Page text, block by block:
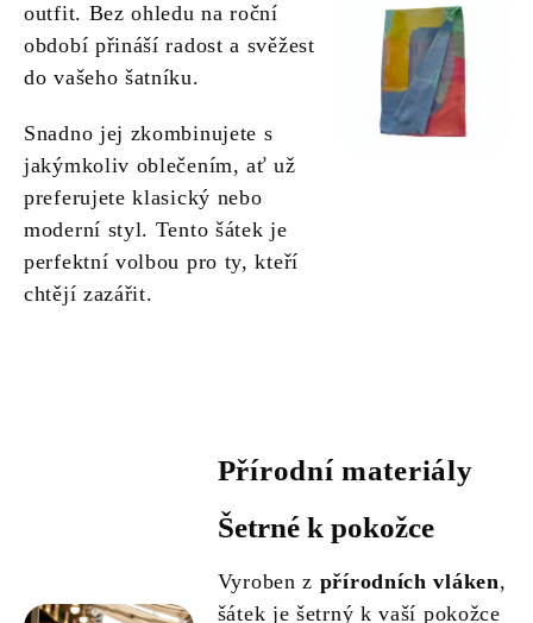
outfit. Bez ohledu na roční
období přináší radost a svěžest
do vašeho šatníku.
Snadno jej zkombinujete s
jakýmkoliv oblečením, ať už
preferujete klasický nebo
moderní styl. Tento šátek je
perfektní volbou pro ty, kteří
chtějí zazářit.
Přírodní materiály
Šetrné k pokožce
Vyroben z přírodních vláken,
šátek je šetrný k vaší pokožce